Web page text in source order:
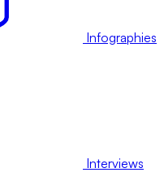
Infographies
Interviews